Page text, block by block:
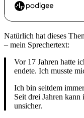
Natürlich hat dieses
– mein Sprechertext:
Vor 17 Jahren hatte
endete. Ich musste
Ich bin seitdem
Seit drei Jahren
unsicher.